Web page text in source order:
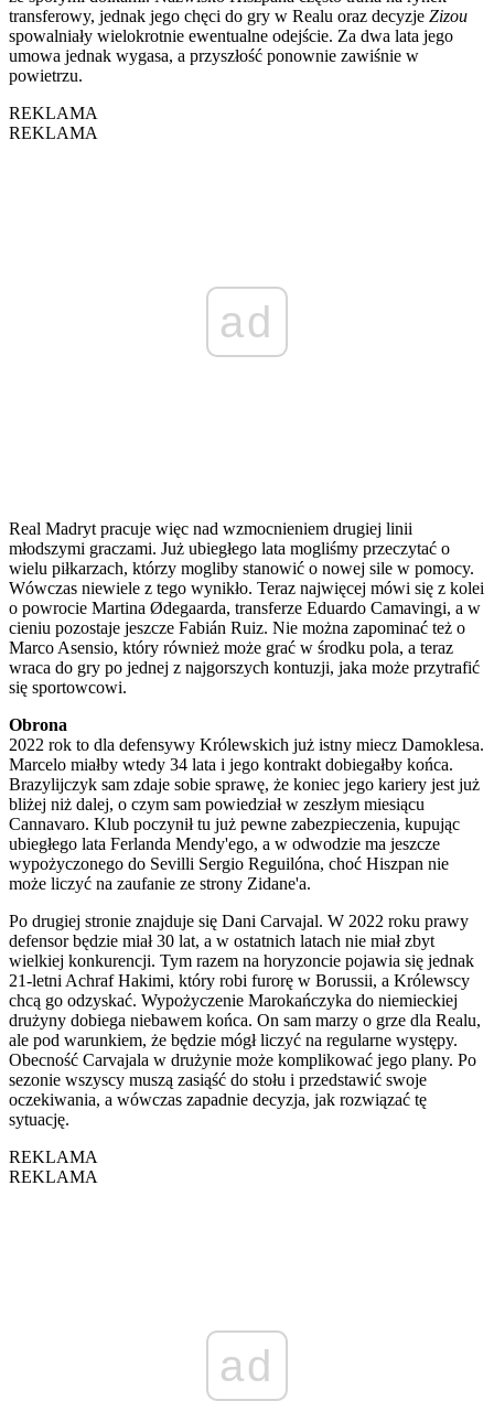
transferowy, jednak jego chęci do gry w Realu oraz decyzje Zizou
spowalniały wielokrotnie ewentualne odejście. Za dwa lata jego
umowa jednak wygasa, a przyszłość ponownie zawiśnie w
powietrzu.
REKLAMA
REKLAMA
ad
Real Madryt pracuje więc nad wzmocnieniem drugiej linii
młodszymi graczami. Już ubiegłego lata mogliśmy przeczytać o
wielu piłkarzach, którzy mogliby stanowić o nowej sile w pomocy.
Wówczas niewiele z tego wynikło. Teraz najwięcej mówi się z kolei
o powrocie Martina Ødegaarda, transferze Eduardo Camavingi, a w
cieniu pozostaje jeszcze Fabián Ruiz. Nie można zapominać też o
Marco Asensio, który również może grać w środku pola, a teraz
wraca do gry po jednej z najgorszych kontuzji, jaka może przytrafić
się sportowcowi.
Obrona
2022 rok to dla defensywy Królewskich już istny miecz Damoklesa.
Marcelo miałby wtedy 34 lata i jego kontrakt dobiegałby końca.
Brazylijczyk sam zdaje sobie sprawę, że koniec jego kariery jest już
bliżej niż dalej, o czym sam powiedział w zeszłym miesiącu
Cannavaro. Klub poczynił tu już pewne zabezpieczenia, kupując
ubiegłego lata Ferlanda Mendy'ego, a w odwodzie ma jeszcze
wypożyczonego do Sevilli Sergio Reguilóna, choć Hiszpan nie
może liczyć na zaufanie ze strony Zidane'a.
Po drugiej stronie znajduje się Dani Carvajal. W 2022 roku prawy
defensor będzie miał 30 lat, a w ostatnich latach nie miał zbyt
wielkiej konkurencji. Tym razem na horyzoncie pojawia się jednak
21-letni Achraf Hakimi, który robi furorę w Borussii, a Królewscy
chcą go odzyskać. Wypożyczenie Marokańczyka do niemieckiej
drużyny dobiega niebawem końca. On sam marzy o grze dla Realu,
ale pod warunkiem, że będzie mógł liczyć na regularne występy.
Obecność Carvajala w drużynie może komplikować jego plany. Po
sezonie wszyscy muszą zasiąść do stołu i przedstawić swoje
oczekiwania, a wówczas zapadnie decyzja, jak rozwiązać tę
sytuację.
REKLAMA
REKLAMA
ad